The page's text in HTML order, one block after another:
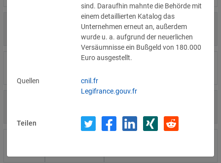
13.450 €
»Details
Civilstyrelsen
1.150 €
Wohnungseigentümergemeinsch
sind. Daraufhin mahnte die Behörde mit
einem detaillierten Katalog das
Unternehmen erneut an, außerdem
wurde u. a. aufgrund der neuerlichen
Versäumnisse ein Bußgeld von 180.000
Euro ausgestellt.
Quellen
cnil.fr
Legifrance.gouv.fr
Teilen